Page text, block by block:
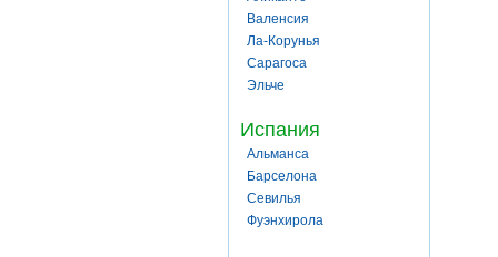
Валенсия
Ла-Корунья
Сарагоса
Эльче
Испания
Альманса
Барселона
Севилья
Фуэнхирола